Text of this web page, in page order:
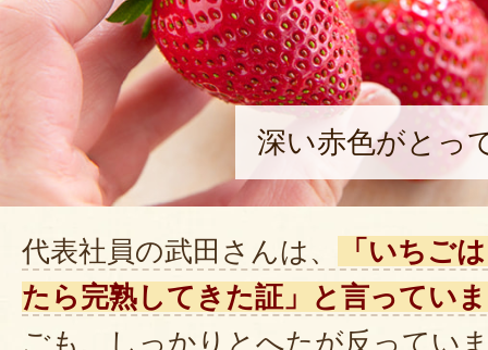
深い赤色がとっ
代表社員の武田さんは、
「いちご
たら完熟してきた証」と言ってい
ごも、しっかりとへたが反ってい